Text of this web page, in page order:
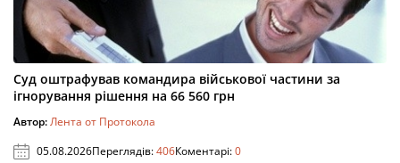
Суд оштрафував командира військової частини за
ігнорування рішення на 66 560 грн
Автор:Лента от Протокола
05.08.2026Переглядів:406Коментарі:0